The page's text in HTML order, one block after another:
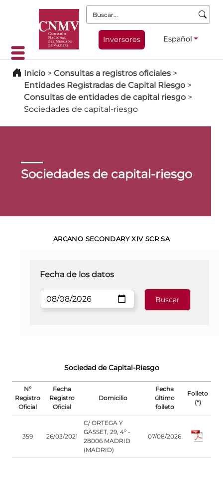
Buscar:
Inversores Español
Inicio > Consultas a registros oficiales >
Entidades Registradas de Capital Riesgo >
Consultas de entidades de capital riesgo >
Sociedades de capital-riesgo
Sociedades de capital-riesgo
ARCANO SECONDARY XIV SCR SA
Fecha de los datos
Sociedad de Capital-Riesgo
Nº
Registro
Oficial
Fecha
Registro
Oficial
Domicilio
Fecha
último
folleto
Folleto
(*)
359 26/03/2021
C/ ORTEGA Y
GASSET, 29, 4º -
28006 MADRID
(MADRID)
07/08/2026